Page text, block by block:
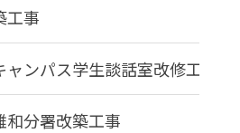
工事
ンパス学生談話室改修工事
和分署改築工事